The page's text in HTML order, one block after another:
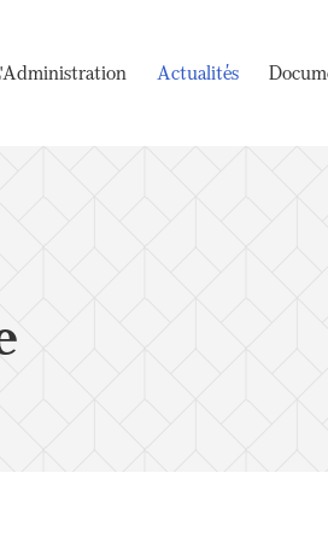
Actualités